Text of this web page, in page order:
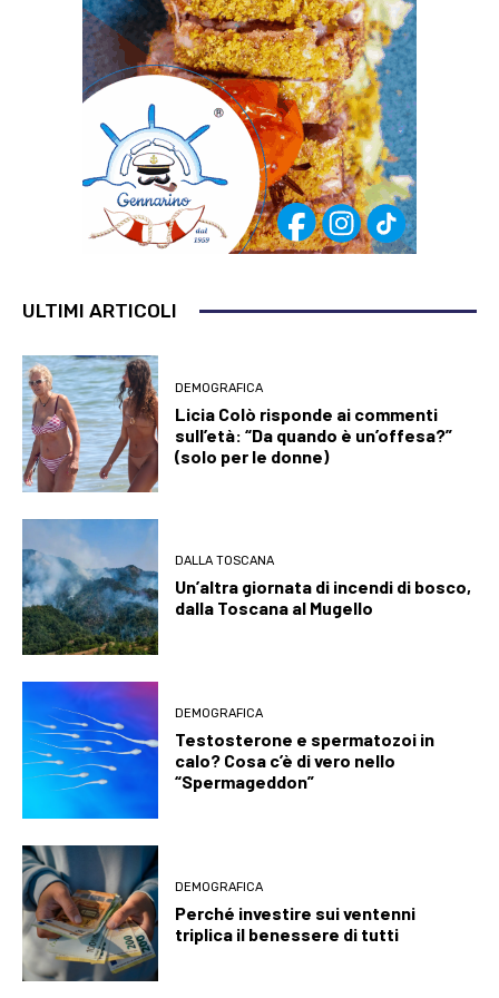
ULTIMI ARTICOLI
DEMOGRAFICA
Licia Colò risponde ai commenti
sull’età: “Da quando è un’offesa?”
(solo per le donne)
DALLA TOSCANA
Un’altra giornata di incendi di bosco,
dalla Toscana al Mugello
DEMOGRAFICA
Testosterone e spermatozoi in
calo? Cosa c’è di vero nello
“Spermageddon”
DEMOGRAFICA
Perché investire sui ventenni
triplica il benessere di tutti